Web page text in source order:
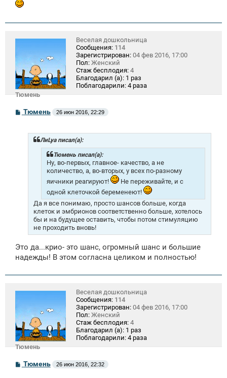
Тюмень
Веселая дошкольница
Сообщения: 114
Зарегистрирован: 04 фев 2016, 17:00
Пол: Женский
Стаж бесплодия: 4
Благодарил (а): 1 раз
Поблагодарили: 4 раза
СТюмень 26 июн 2016, 22:29
ЛиLya писал(а):
Тюмень писал(а):
Ну, во-первых, главное- качество, а не
количество, а, во-вторых, у всех по-разному
яичники реагируют!
Не переживайте, и с
одной клеточкой беременеют!
Да я все понимаю, просто шансов больше, когда
клеток и эмбрионов соответственно больше, хотелось
бы и на будущее оставить, чтобы потом стимуляцию
не проходить вновь!
Это да...крио- это шанс, огромный шанс и большие
надежды! В этом согласна целиком и полностью!
Тюмень
Веселая дошкольница
Сообщения: 114
Зарегистрирован: 04 фев 2016, 17:00
Пол: Женский
Стаж бесплодия: 4
Благодарил (а): 1 раз
Поблагодарили: 4 раза
СТюмень 26 июн 2016, 22:32